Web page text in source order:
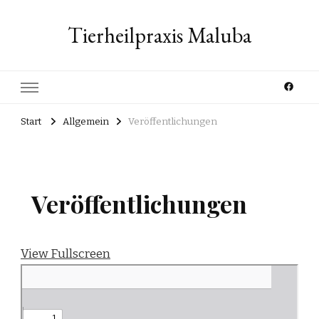
Tierheilpraxis Maluba
Start Allgemein Veröffentlichungen
Veröffentlichungen
View Fullscreen
Inhalt